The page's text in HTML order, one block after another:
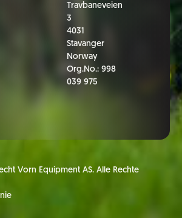
Travbaneveien
3
4031
Stavanger
Norway
Org.No.: 998
039 975
Vorn Equipment AS. Alle Rechte